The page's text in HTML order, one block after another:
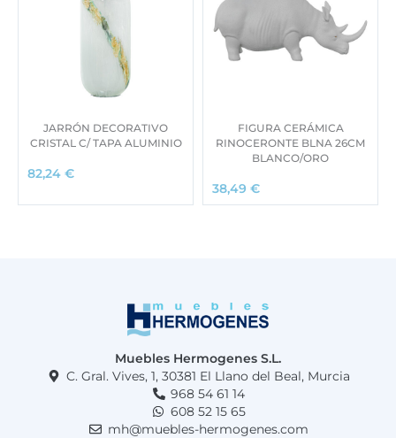
JARRÓN DECORATIVO
CRISTAL C/ TAPA ALUMINIO
82,24 €
FIGURA CERÁMICA
RINOCERONTE BLNA 26CM
BLANCO/ORO
38,49 €
Muebles Hermogenes S.L.
C. Gral. Vives, 1, 30381 El Llano del Beal, Murcia
968 54 61 14
608 52 15 65
mh@muebles-hermogenes.com